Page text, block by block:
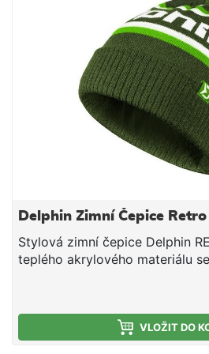
oblečení. Kromě využití při
na turistiku, sport, kempování
Materiál: 100% polyester
Delphin Zimní Čepice Retro
Stylová zimní čepice Delphin
teplého akrylového materiálu
Bambule kombinovaná ze tří
logem značky Delphin, vás
pohled. Skvěle se hodí na
dny u vody, ale využijete ji i ve
VLOŽIT DO